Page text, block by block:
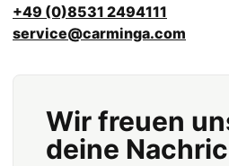
+49 (0)8531 2494111
service@carminga.com
Wir freuen
deine